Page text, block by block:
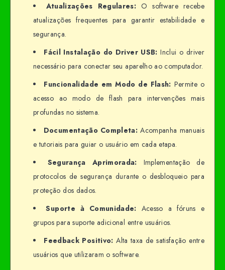
Atualizações Regulares: O software recebe
atualizações frequentes para garantir estabilidade e
segurança.
Fácil Instalação do Driver USB: Inclui o driver
necessário para conectar seu aparelho ao computador.
Funcionalidade em Modo de Flash: Permite o
acesso ao modo de flash para intervenções mais
profundas no sistema.
Documentação Completa: Acompanha manuais
e tutoriais para guiar o usuário em cada etapa.
Segurança Aprimorada: Implementação de
protocolos de segurança durante o desbloqueio para
proteção dos dados.
Suporte à Comunidade: Acesso a fóruns e
grupos para suporte adicional entre usuários.
Feedback Positivo: Alta taxa de satisfação entre
usuários que utilizaram o software.